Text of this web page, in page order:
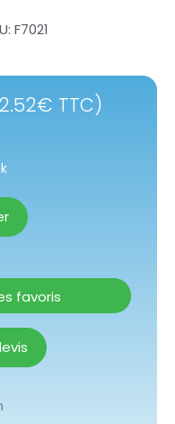
F7021
€ TTC)
favoris